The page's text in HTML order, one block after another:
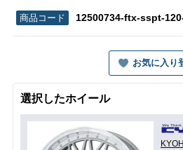
12500734-ftx-sspt-
お気に入り
選択したホイール